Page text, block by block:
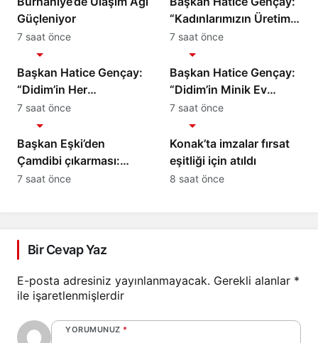
Güçleniyor
7 saat önce
“Kadınlarımızın Üretim
Gücünü Destekliyoruz”
7 saat önce
Başkan Hatice Gençay:
“Didim’in Her
Noktasında Gece
Gündüz Sahadayız”
7 saat önce
Başkan Hatice Gençay:
“Didim’in Minik Ev
Sahiplerine Sahip
Çıkmaya Devam
Edeceğiz”
7 saat önce
Başkan Eşki’den
Çamdibi çıkarması:
“Halkımızın içinde,
7 saat önce
Konak’ta imzalar fırsat
eşitliği için atıldı
8 saat önce
Bir Cevap Yaz
E-posta adresiniz yayınlanmayacak. Gerekli alanlar *
ile işaretlenmişlerdir
YORUMUNUZ *